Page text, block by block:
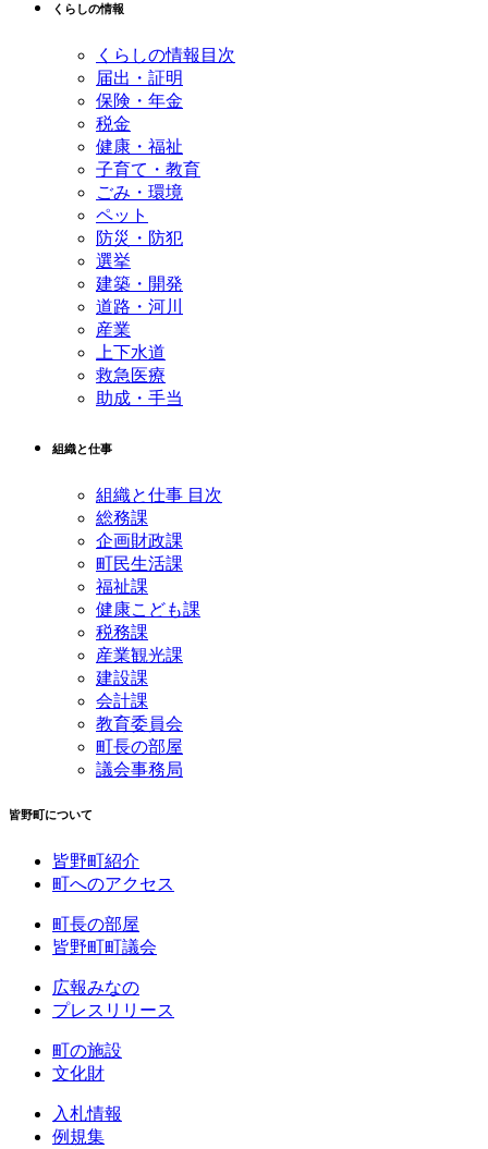
くらしの情報
くらしの情報目次
届出・証明
保険・年金
税金
健康・福祉
子育て・教育
ごみ・環境
ペット
防災・防犯
選挙
建築・開発
道路・河川
産業
上下水道
救急医療
助成・手当
組織と仕事
組織と仕事 目次
総務課
企画財政課
町民生活課
福祉課
健康こども課
税務課
産業観光課
建設課
会計課
教育委員会
町長の部屋
議会事務局
皆野町について
皆野町紹介
町へのアクセス
町長の部屋
皆野町町議会
広報みなの
プレスリリース
町の施設
文化財
入札情報
例規集